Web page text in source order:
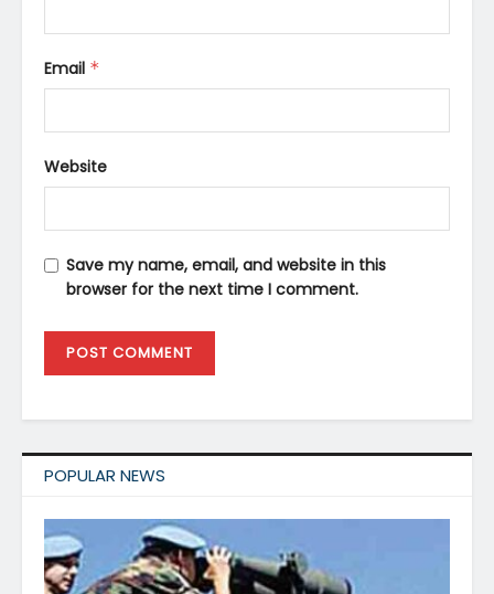
Email *
Website
Save my name, email, and website in this
browser for the next time I comment.
POPULAR NEWS